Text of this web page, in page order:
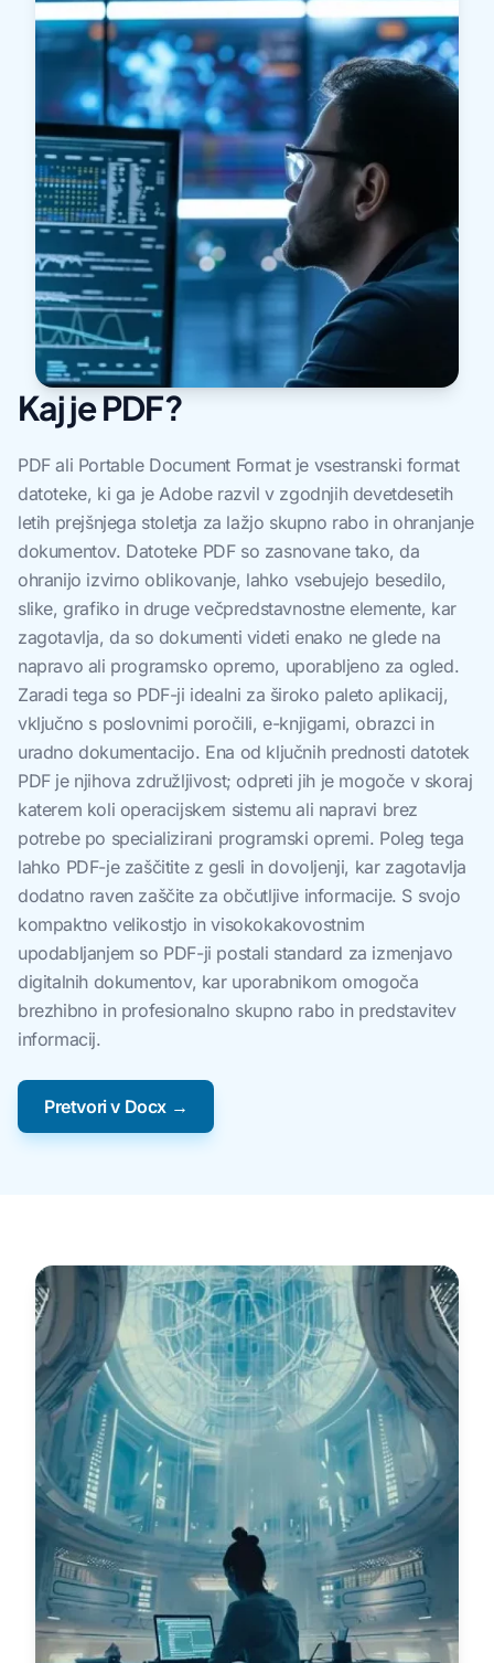
Kaj je PDF?
PDF ali Portable Document Format je vsestranski format
datoteke, ki ga je Adobe razvil v zgodnjih devetdesetih
letih prejšnjega stoletja za lažjo skupno rabo in ohranjanje
dokumentov. Datoteke PDF so zasnovane tako, da
ohranijo izvirno oblikovanje, lahko vsebujejo besedilo,
slike, grafiko in druge večpredstavnostne elemente, kar
zagotavlja, da so dokumenti videti enako ne glede na
napravo ali programsko opremo, uporabljeno za ogled.
Zaradi tega so PDF-ji idealni za široko paleto aplikacij,
vključno s poslovnimi poročili, e-knjigami, obrazci in
uradno dokumentacijo. Ena od ključnih prednosti datotek
PDF je njihova združljivost; odpreti jih je mogoče v skoraj
katerem koli operacijskem sistemu ali napravi brez
potrebe po specializirani programski opremi. Poleg tega
lahko PDF-je zaščitite z gesli in dovoljenji, kar zagotavlja
dodatno raven zaščite za občutljive informacije. S svojo
kompaktno velikostjo in visokokakovostnim
upodabljanjem so PDF-ji postali standard za izmenjavo
digitalnih dokumentov, kar uporabnikom omogoča
brezhibno in profesionalno skupno rabo in predstavitev
informacij.
Pretvori v Docx →